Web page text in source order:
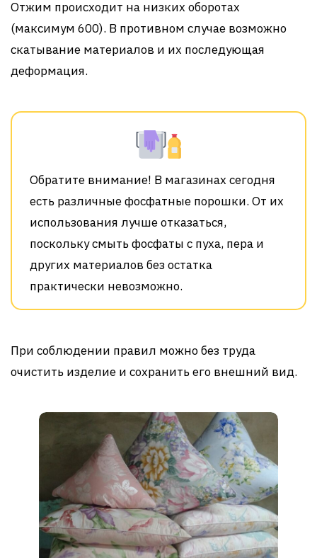
Отжим происходит на низких оборотах
(максимум 600). В противном случае возможно
скатывание материалов и их последующая
деформация.
Обратите внимание! В магазинах сегодня
есть различные фосфатные порошки. От их
использования лучше отказаться,
поскольку смыть фосфаты с пуха, пера и
других материалов без остатка
практически невозможно.
При соблюдении правил можно без труда
очистить изделие и сохранить его внешний вид.